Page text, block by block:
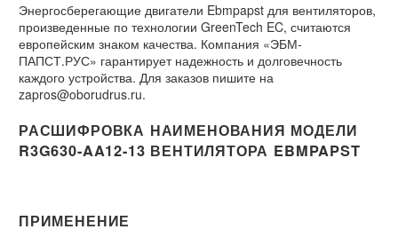
Энергосберегающие двигатели Ebmpapst для вентиляторов,
произведенные по технологии GreenTech EC, считаются
европейским знаком качества. Компания «ЭБМ-
ПАПСТ.РУС» гарантирует надежность и долговечность
каждого устройства. Для заказов пишите на
zapros@oborudrus.ru.
РАСШИФРОВКА НАИМЕНОВАНИЯ МОДЕЛИ
R3G630-AA12-13 ВЕНТИЛЯТОРА EBMPAPST
ПРИМЕНЕНИЕ